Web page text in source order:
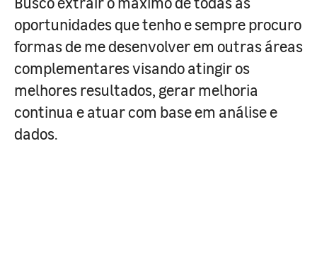
oportunidades que tenho e sempre procuro
formas de me desenvolver em outras áreas
complementares visando atingir os
melhores resultados, gerar melhoria
continua e atuar com base em análise e
dados.